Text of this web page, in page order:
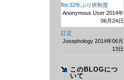
Re:32年ぶり班制度
Anonymous User 2014年
06月24日
訂正
Josephology 2014年06月
13日
このBLOGにつ
いて